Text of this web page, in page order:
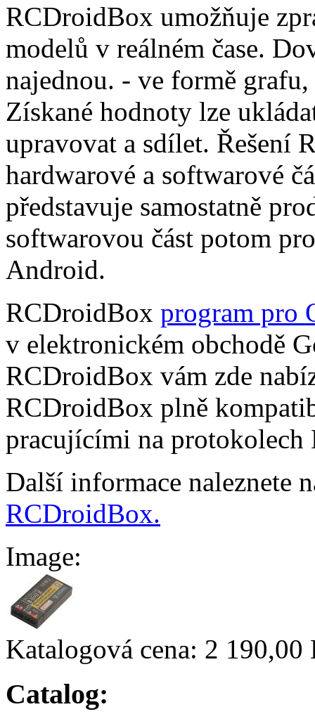
RCDroidBox umožňuje
modelů v reálném čase.
najednou. - ve formě
Získané hodnoty lze
upravovat a sdílet. Řešení
hardwarové a softwarové
představuje samostatně
softwarovou část potom
Android.
RCDroidBox program pro
v elektronickém obchodě
RCDroidBox vám zde
RCDroidBox plně
pracujícími na
Další informace naleznete
RCDroidBox.
Image:
Katalogová cena: 2 190,00
Catalog: